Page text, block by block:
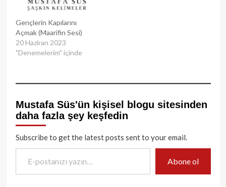
Gençlerin Kapılarını
Açmak (Maarifin Sesi)
20 Haziran 2023
"Denemelerim" içinde
Mustafa Süs'ün kişisel blogu sitesinden
daha fazla şey keşfedin
Subscribe to get the latest posts sent to your email.
E-postanızı yazın…
Abone ol